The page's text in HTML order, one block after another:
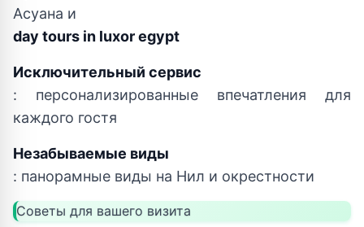
Асуана и
day tours in luxor egypt
Исключительный сервис
: персонализированные впечатления для
каждого гостя
Незабываемые виды
: панорамные виды на Нил и окрестности
Советы для вашего визита